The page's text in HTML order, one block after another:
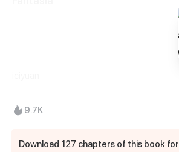
9.7K
Download 127 chapters of this book for